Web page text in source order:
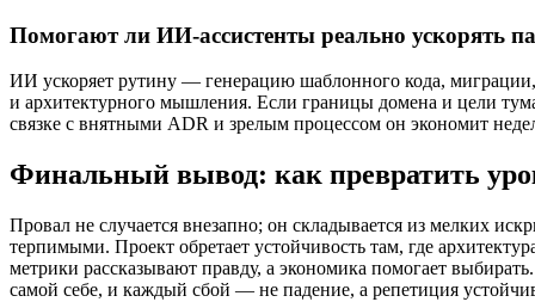
Помогают ли ИИ‑ассистенты реально ускорять
ИИ ускоряет рутину — генерацию шаблонного кода,
и архитектурного мышления. Если границы домена и цели
связке с внятными ADR и зрелым процессом он экономит
Финальный вывод: как превратить
Провал не случается внезапно; он складывается из мелких
терпимыми. Проект обретает устойчивость там, где
метрики рассказывают правду, а экономика помогает
самой себе, и каждый сбой — не падение, а репетиция